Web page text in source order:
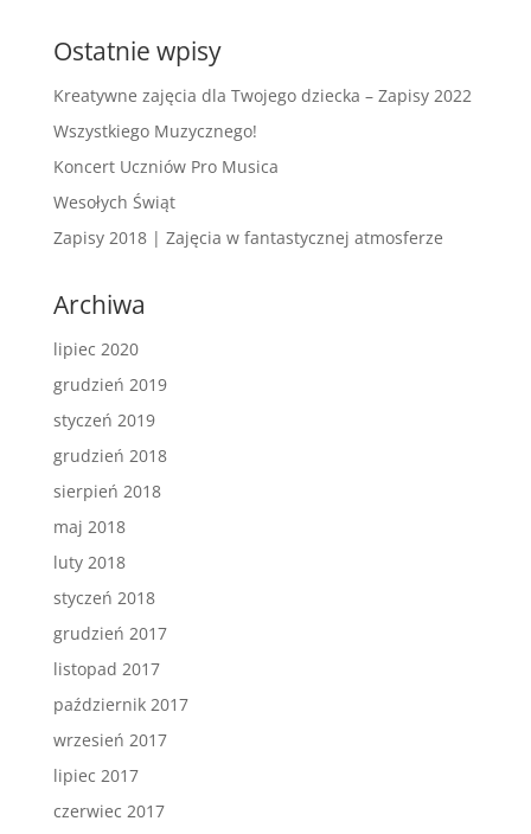
Ostatnie wpisy
Kreatywne zajęcia dla Twojego dziecka – Zapisy 2022
Wszystkiego Muzycznego!
Koncert Uczniów Pro Musica
Wesołych Świąt
Zapisy 2018 | Zajęcia w fantastycznej atmosferze
Archiwa
lipiec 2020
grudzień 2019
styczeń 2019
grudzień 2018
sierpień 2018
maj 2018
luty 2018
styczeń 2018
grudzień 2017
listopad 2017
październik 2017
wrzesień 2017
lipiec 2017
czerwiec 2017